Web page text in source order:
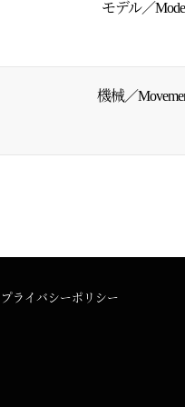
モデル／
機械／
プライバシーポリシー